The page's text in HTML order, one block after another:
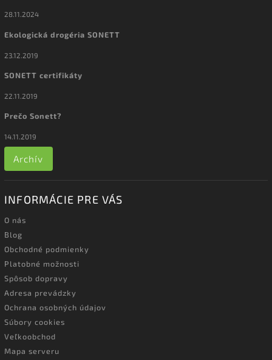
28.11.2024
Ekologická drogéria SONETT
23.12.2019
SONETT certifikáty
22.11.2019
Prečo Sonett?
14.11.2019
Archív
INFORMÁCIE PRE VÁS
O nás
Blog
Obchodné podmienky
Platobné možnosti
Spôsob dopravy
Adresa prevádzky
Ochrana osobných údajov
Súbory cookies
Veľkoobchod
Mapa serveru